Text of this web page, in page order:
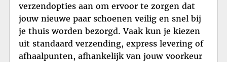
verzendopties aan om ervoor te zorgen dat
jouw nieuwe paar schoenen veilig en snel bij
je thuis worden bezorgd. Vaak kun je kiezen
uit standaard verzending, express levering of
afhaalpunten, afhankelijk van jouw voorkeur